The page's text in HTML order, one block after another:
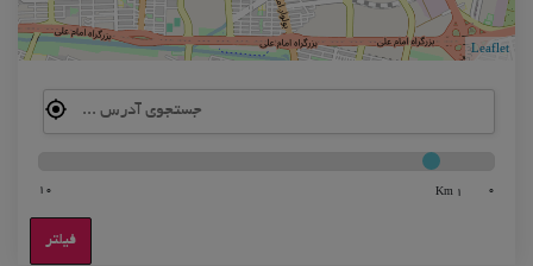
Leaflet
0
1 Km
10
فیلتر